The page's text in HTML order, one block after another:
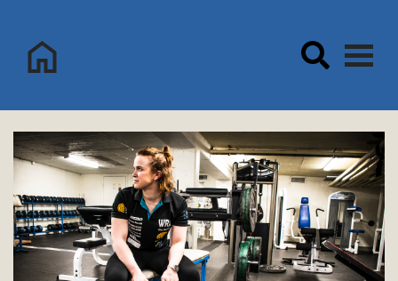
Logo Sorsele Webbportal